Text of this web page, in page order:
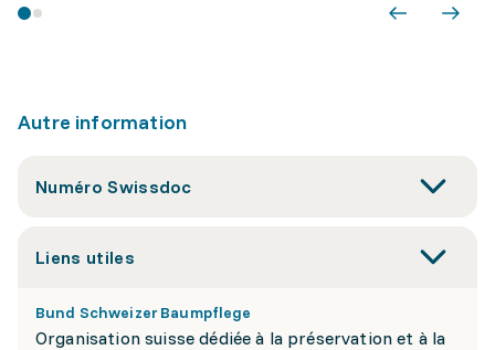
Autre information
Numéro Swissdoc
Liens utiles
Bund Schweizer Baumpflege
Organisation suisse dédiée à la préservation et à la